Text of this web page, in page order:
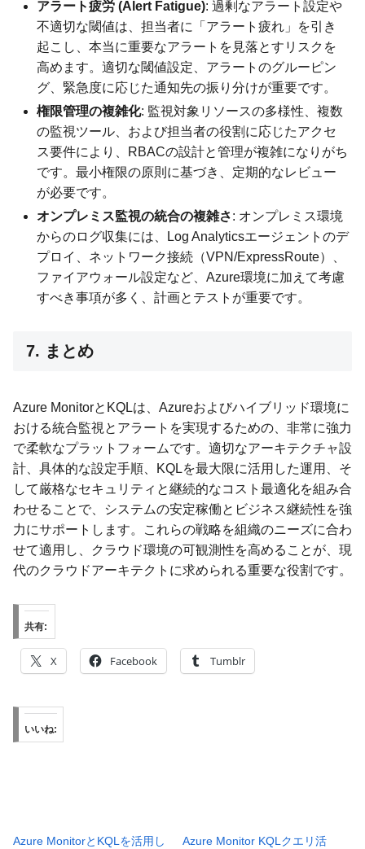
アラート疲労 (Alert Fatigue): 過剰なアラート設定や
不適切な閾値は、担当者に「アラート疲れ」を引き
起こし、本当に重要なアラートを見落とすリスクを
高めます。適切な閾値設定、アラートのグルーピン
グ、緊急度に応じた通知先の振り分けが重要です。
権限管理の複雑化: 監視対象リソースの多様性、複数
の監視ツール、および担当者の役割に応じたアクセ
ス要件により、RBACの設計と管理が複雑になりがち
です。最小権限の原則に基づき、定期的なレビュー
が必要です。
オンプレミス監視の統合の複雑さ: オンプレミス環境
からのログ収集には、Log Analyticsエージェントのデ
プロイ、ネットワーク接続（VPN/ExpressRoute）、
ファイアウォール設定など、Azure環境に加えて考慮
すべき事項が多く、計画とテストが重要です。
7. まとめ
Azure MonitorとKQLは、Azureおよびハイブリッド環境に
おける統合監視とアラートを実現するための、非常に強力
で柔軟なプラットフォームです。適切なアーキテクチャ設
計、具体的な設定手順、KQLを最大限に活用した運用、そ
して厳格なセキュリティと継続的なコスト最適化を組み合
わせることで、システムの安定稼働とビジネス継続性を強
力にサポートします。これらの戦略を組織のニーズに合わ
せて適用し、クラウド環境の可観測性を高めることが、現
代のクラウドアーキテクトに求められる重要な役割です。
共有:
X Facebook Tumblr
いいね:
Azure MonitorとKQLを活用し
Azure Monitor KQLクエリ活